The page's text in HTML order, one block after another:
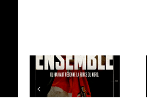
LA CAMPAGNE